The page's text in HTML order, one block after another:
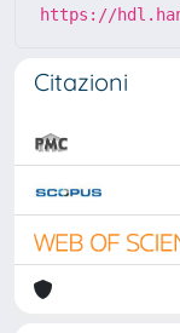
https://
Citazioni